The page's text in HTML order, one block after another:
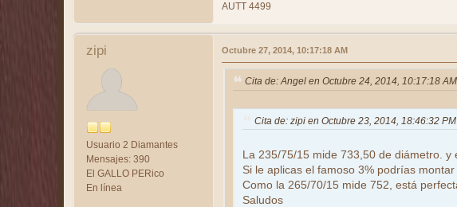
AUTT 4499
zipi
Usuario 2 Diamantes
Mensajes: 390
El GALLO PERico
En línea
Octubre 27, 2014, 10:17:18 AM
Cita de: Angel en Octubre 24, 2014, 10:17:18 AM
Cita de: zipi en Octubre 23, 2014, 18:46:32 PM
La 235/75/15 mide 733,50 de diámetro. y
Si le aplicas el famoso 3% podrías
Como la 265/70/15 mide 752, está
Saludos